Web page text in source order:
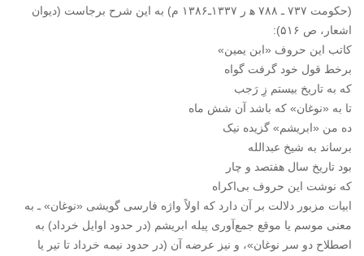
(حکومت ۷۳۷ ـ ۷۸۸ ه‍ ر ۱۳۳۷ـ۱۳۸۶ م) به این شرح برجاست (دیوان
اشعار، ص ۵۱۶):
کاتب این حروف «ابن یمین»
برخط قول خود گرفت گواه
‏که به تاریخ بیستم زِ رَجب
تا به «نوغان» که باشد آن شش ماه
ده من «ابریشم» گزیده نیک
برساند به شیخ عبدالله
بود تاریخ سال هفتصد و چار
که نوشت این حروف بی‌اکراه
ابیات مزبور دلالت بر آن دارد که اولاً واژه فارسی گویشی «نوغان» ـ به
معنی موسم یا موقع جمع‌آوری پیله ابریشم (در حدود اوایل خرداد) به
اصطلاح دو سر نوغان»، و نیز عرضه آن (در حدود نیمه خرداد تا تیر یا